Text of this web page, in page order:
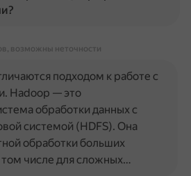
возможны неточности
подходом к работе с
Hadoop — это
обработки данных с
системой (HDFS). Она
обработки больших
числе для сложных…